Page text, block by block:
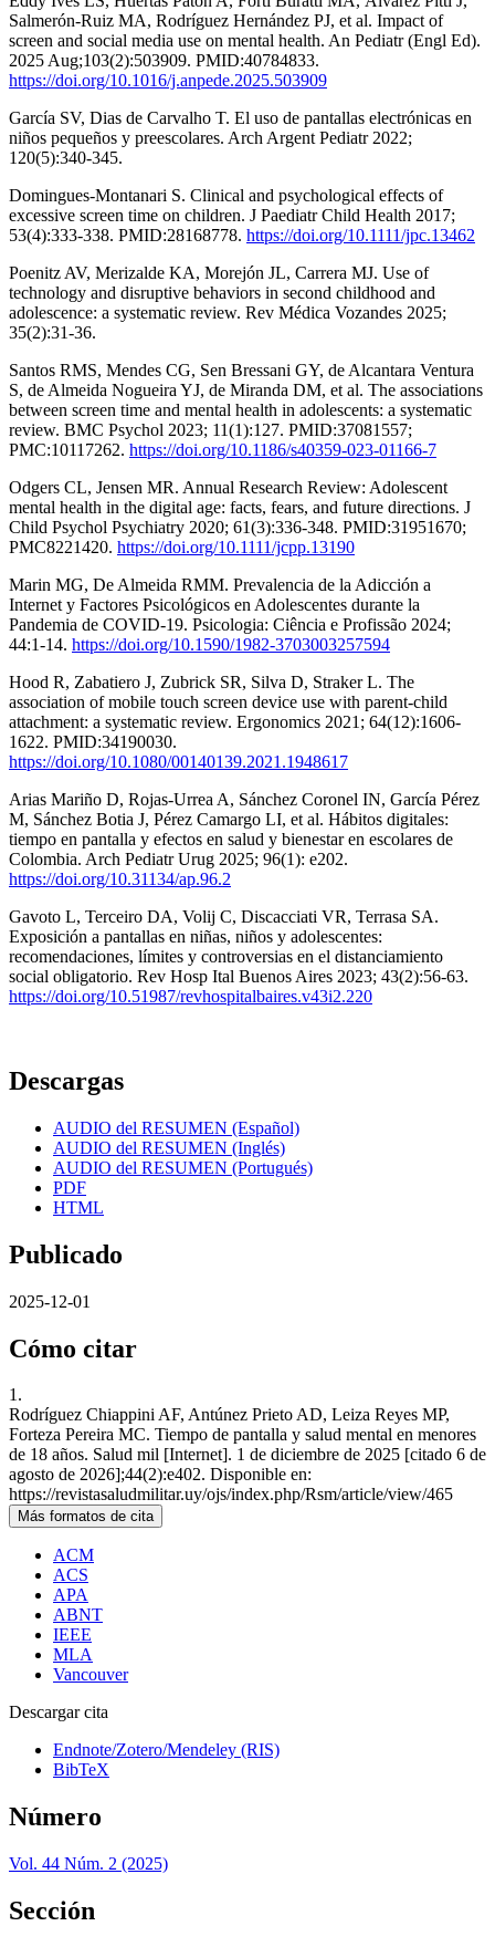
Salmerón-Ruiz MA, Rodríguez Hernández PJ, et al. Impact of
screen and social media use on mental health. An Pediatr (Engl Ed).
2025 Aug;103(2):503909. PMID:40784833.
https://doi.org/10.1016/j.anpede.2025.503909
García SV, Dias de Carvalho T. El uso de pantallas electrónicas en
niños pequeños y preescolares. Arch Argent Pediatr 2022;
120(5):340-345.
Domingues-Montanari S. Clinical and psychological effects of
excessive screen time on children. J Paediatr Child Health 2017;
53(4):333-338. PMID:28168778. https://doi.org/10.1111/jpc.13462
Poenitz AV, Merizalde KA, Morejón JL, Carrera MJ. Use of
technology and disruptive behaviors in second childhood and
adolescence: a systematic review. Rev Médica Vozandes 2025;
35(2):31-36.
Santos RMS, Mendes CG, Sen Bressani GY, de Alcantara Ventura
S, de Almeida Nogueira YJ, de Miranda DM, et al. The associations
between screen time and mental health in adolescents: a systematic
review. BMC Psychol 2023; 11(1):127. PMID:37081557;
PMC:10117262. https://doi.org/10.1186/s40359-023-01166-7
Odgers CL, Jensen MR. Annual Research Review: Adolescent
mental health in the digital age: facts, fears, and future directions. J
Child Psychol Psychiatry 2020; 61(3):336-348. PMID:31951670;
PMC8221420. https://doi.org/10.1111/jcpp.13190
Marin MG, De Almeida RMM. Prevalencia de la Adicción a
Internet y Factores Psicológicos en Adolescentes durante la
Pandemia de COVID-19. Psicologia: Ciência e Profissão 2024;
44:1-14. https://doi.org/10.1590/1982-3703003257594
Hood R, Zabatiero J, Zubrick SR, Silva D, Straker L. The
association of mobile touch screen device use with parent-child
attachment: a systematic review. Ergonomics 2021; 64(12):1606-
1622. PMID:34190030.
https://doi.org/10.1080/00140139.2021.1948617
Arias Mariño D, Rojas-Urrea A, Sánchez Coronel IN, García Pérez
M, Sánchez Botia J, Pérez Camargo LI, et al. Hábitos digitales:
tiempo en pantalla y efectos en salud y bienestar en escolares de
Colombia. Arch Pediatr Urug 2025; 96(1): e202.
https://doi.org/10.31134/ap.96.2
Gavoto L, Terceiro DA, Volij C, Discacciati VR, Terrasa SA.
Exposición a pantallas en niñas, niños y adolescentes:
recomendaciones, límites y controversias en el distanciamiento
social obligatorio. Rev Hosp Ital Buenos Aires 2023; 43(2):56-63.
https://doi.org/10.51987/revhospitalbaires.v43i2.220
Descargas
AUDIO del RESUMEN (Español)
AUDIO del RESUMEN (Inglés)
AUDIO del RESUMEN (Portugués)
PDF
HTML
Publicado
2025-12-01
Cómo citar
1.
Rodríguez Chiappini AF, Antúnez Prieto AD, Leiza Reyes MP,
Forteza Pereira MC. Tiempo de pantalla y salud mental en menores
de 18 años. Salud mil [Internet]. 1 de diciembre de 2025 [citado 6 de
agosto de 2026];44(2):e402. Disponible en:
https://revistasaludmilitar.uy/ojs/index.php/Rsm/article/view/465
Más formatos de cita
ACM
ACS
APA
ABNT
IEEE
MLA
Vancouver
Descargar cita
Endnote/Zotero/Mendeley (RIS)
BibTeX
Número
Vol. 44 Núm. 2 (2025)
Sección